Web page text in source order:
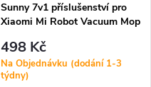
Sunny 7v1 příslušenství pro
Xiaomi Mi Robot Vacuum Mop
modely
498 Kč
Na Objednávku (dodání 1-3
týdny)